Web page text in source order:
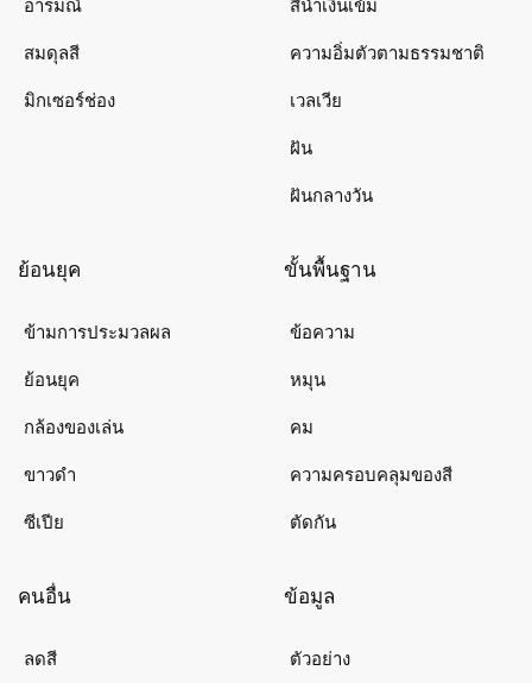
อารมณ์
สมดุลสี
มิกเซอร์ช่อง
สีน้ำเงินเข้ม
ความอิ่มตัวตามธรรมชาติ
เวลเวีย
ฝัน
ฝันกลางวัน
ย้อนยุค
ข้ามการประมวลผล
ย้อนยุค
กล้องของเล่น
ขาวดำ
ซีเปีย
ขั้นพื้นฐาน
ข้อความ
หมุน
คม
ความครอบคลุมของสี
ตัดกัน
คนอื่น
ลดสี
ข้อมูล
ตัวอย่าง